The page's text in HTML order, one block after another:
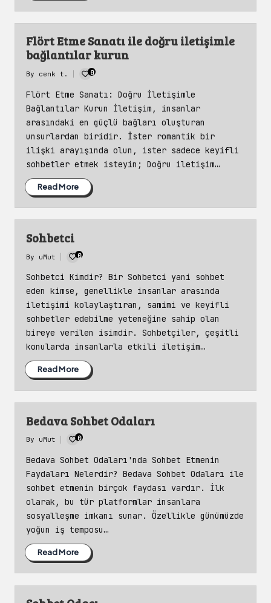
Flört Etme Sanatı ile doğru iletişimle
bağlantılar kurun
Posted
by
By cenk t. 0
Flört Etme Sanatı: Doğru İletişimle
Bağlantılar Kurun İletişim, insanlar
arasındaki en güçlü bağları oluşturan
unsurlardan biridir. İster romantik bir
ilişki arayışında olun, ister sadece keyifli
sohbetler etmek isteyin; Doğru iletişim…
Read More
Sohbetci
Posted
by
By uMut 0
Sohbetci Kimdir? Bir Sohbetci yani sohbet
eden kimse, genellikle insanlar arasında
iletişimi kolaylaştıran, samimi ve keyifli
sohbetler edebilme yeteneğine sahip olan
bireye verilen isimdir. Sohbetçiler, çeşitli
konularda insanlarla etkili iletişim…
Read More
Bedava Sohbet Odaları
Posted
by
By uMut 0
Bedava Sohbet Odaları'nda Sohbet Etmenin
Faydaları Nelerdir? Bedava Sohbet Odaları ile
sohbet etmenin birçok faydası vardır. İlk
olarak, bu tür platformlar insanlara
sosyalleşme imkanı sunar. Özellikle günümüzde
yoğun iş temposu…
Read More